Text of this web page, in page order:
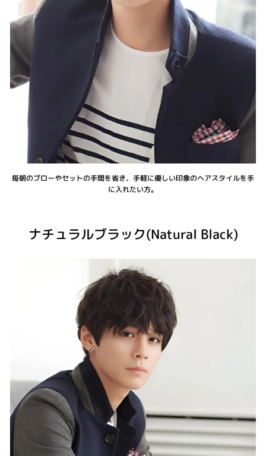
毎朝のブローやセットの手間を省き、手軽に優しい印象のヘアスタイルを手
に入れたい方。
ナチュラルブラック(Natural Black)